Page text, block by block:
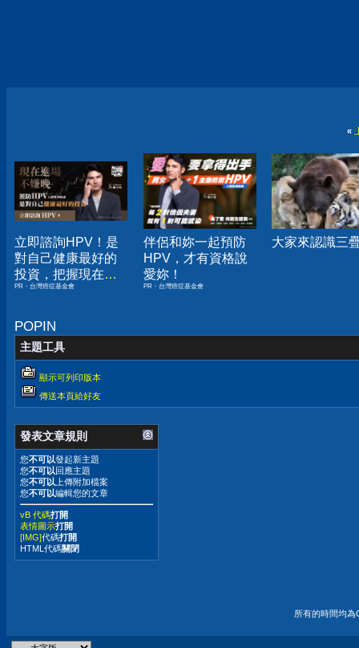
«
立即諮詢HPV！是
對自己健康最好的
投資，把握現在不
嫌晚！
PR・台灣癌症基金會
伴侶和妳一起預防
HPV，才有資格說
愛妳！
PR・台灣癌症基金會
大家來認識三
POPIN
主題工具
顯示可列印版本
傳送本頁給好友
發表文章規則
您不可以發起新主題
您不可以回應主題
您不可以 上傳附加檔案
您不可以編輯您的文章
vB 代碼打開
表情圖示打開
[IMG]代碼打開
HTML代碼關閉
所有的時間均為